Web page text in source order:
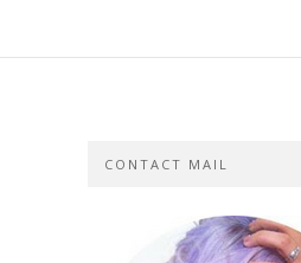
CONTACT MAIL